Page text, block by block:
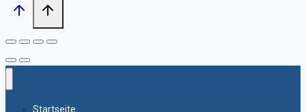
Startseite